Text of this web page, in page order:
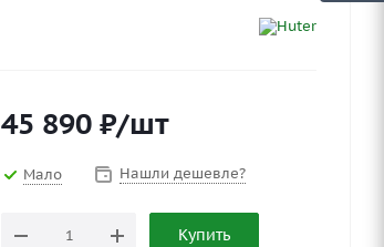
45 890 ₽/шт
Мало Нашли дешевле?
Купить